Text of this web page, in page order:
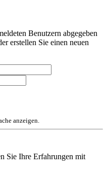
Benutzern abgegeben
erstellen Sie einen neuen
anzeigen.
Sie Ihre Erfahrungen mit